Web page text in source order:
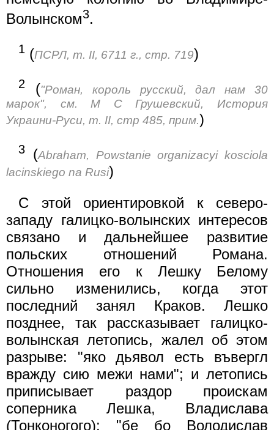
Волынском3.
1 (ПСРЛ, т. II, 6711 г., стр. 719)
2 ("Роман, король русский, дал нам 30
марок", см. М С Грушевский, История
Украини-Руси, т. II, стр 485, прим.)
3 (Abraham, Powstanie organizacyi kosciola
lacinskiego na Rusi)
С этой ориентировкой к северо-
западу галицко-волынских интересов
связано и дальнейшее развитие
польских отношений Романа.
Отношения его к Лешку Белому
сильно изменились, когда этот
последний занял Краков. Лешко
позднее, так рассказывает галицко-
волынская летопись, жалел об этом
разрыве: "яко дьявол есть въвергл
вражду сию межи нами"; и летопись
приписывает раздор проискам
соперника Лешка, Владислава
(Тонконогого): "бе бо Володислав